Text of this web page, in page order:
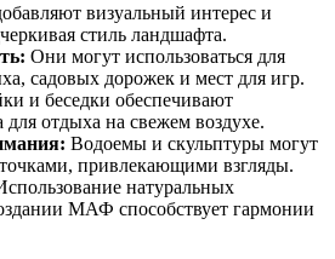
визуальный интерес и
стиль ландшафта.
Они могут использоваться для
садовых дорожек и мест для игр.
и беседки обеспечивают
отдыха на свежем воздухе.
Водоемы и скульптуры могут
привлекающими взгляды.
натуральных
МАФ способствует гармонии